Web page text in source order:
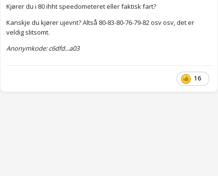
Kjører du i 80 ihht speedometeret eller faktisk fart?
Kanskje du kjører ujevnt? Altså 80-83-80-76-79-82 osv osv, det er
veldig slitsomt.
Anonymkode: c6dfd...a03
16